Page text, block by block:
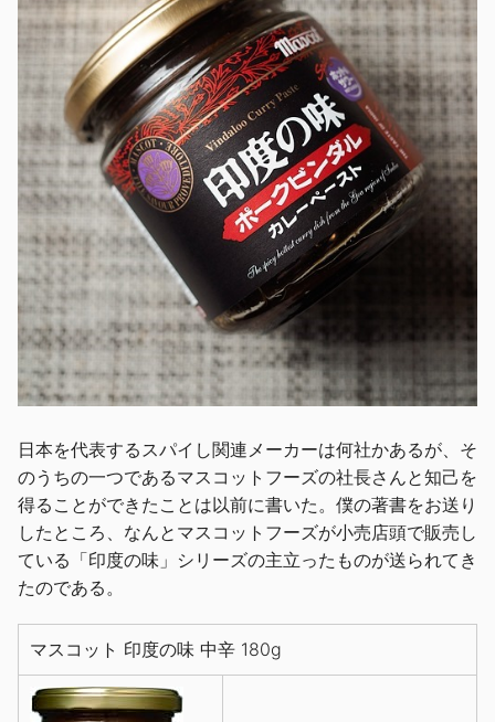
日本を代表するスパイし関連メーカーは何社かあるが、そ
のうちの一つであるマスコットフーズの社長さんと知己を
得ることができたことは以前に書いた。僕の著書をお送り
したところ、なんとマスコットフーズが小売店頭で販売し
ている「印度の味」シリーズの主立ったものが送られてき
たのである。
マスコット 印度の味 中辛 180g